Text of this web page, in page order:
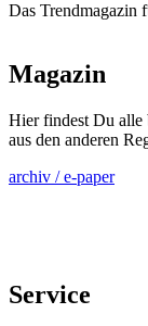
Das Trendmagazin
Magazin
Hier findest Du alle
aus den anderen
archiv / e-paper
Service